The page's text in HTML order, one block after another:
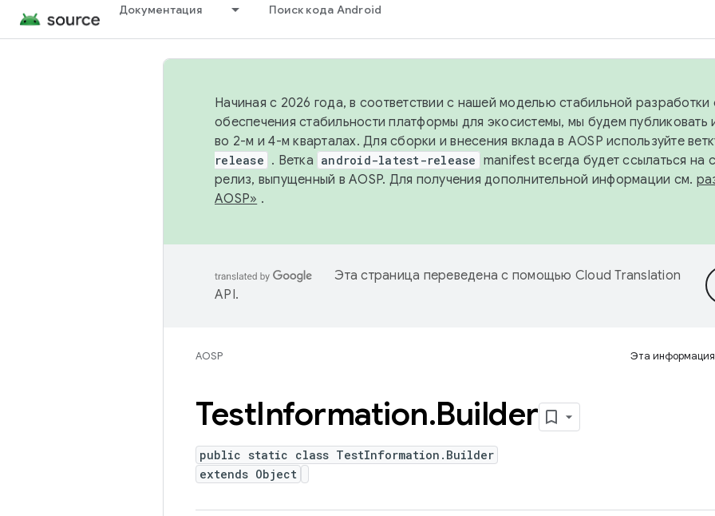
Документация Поиск кода Android
Начиная с 2026 года, в соответствии с нашей моделью стабильной разработки
обеспечения стабильности платформы для экосистемы, мы будем публиковать
во 2-м и 4-м кварталах. Для сборки и внесения вклада в AOSP используйте
release . Ветка android-latest-release manifest всегда будет ссылаться на
релиз, выпущенный в AOSP. Для получения дополнительной информации см.
AOSP» .
Эта страница переведена с помощью Cloud Translation
API.
AOSP Эта информация
TestInformation.Builder
public static class TestInformation.Builder
extends Object